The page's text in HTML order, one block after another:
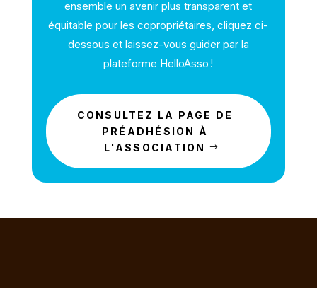
ensemble un avenir plus transparent et
équitable pour les copropriétaires, cliquez ci-
dessous et laissez-vous guider par la
plateforme HelloAsso !
CONSULTEZ LA PAGE DE
PRÉADHÉSION À
L'ASSOCIATION